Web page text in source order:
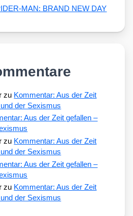
MAN: BRAND NEW DAY
zu Kommentar: Aus der Zeit
der Sexismus
Aus der Zeit gefallen –
zu Kommentar: Aus der Zeit
der Sexismus
Aus der Zeit gefallen –
zu Kommentar: Aus der Zeit
der Sexismus